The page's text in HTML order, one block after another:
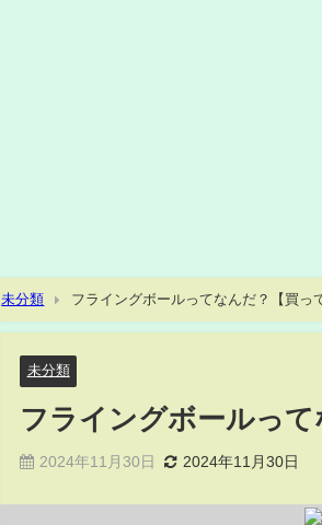
未分類 フライングボールってなんだ？【買っ
未分類
フライングボールって
2024年11月30日 2024年11月30日